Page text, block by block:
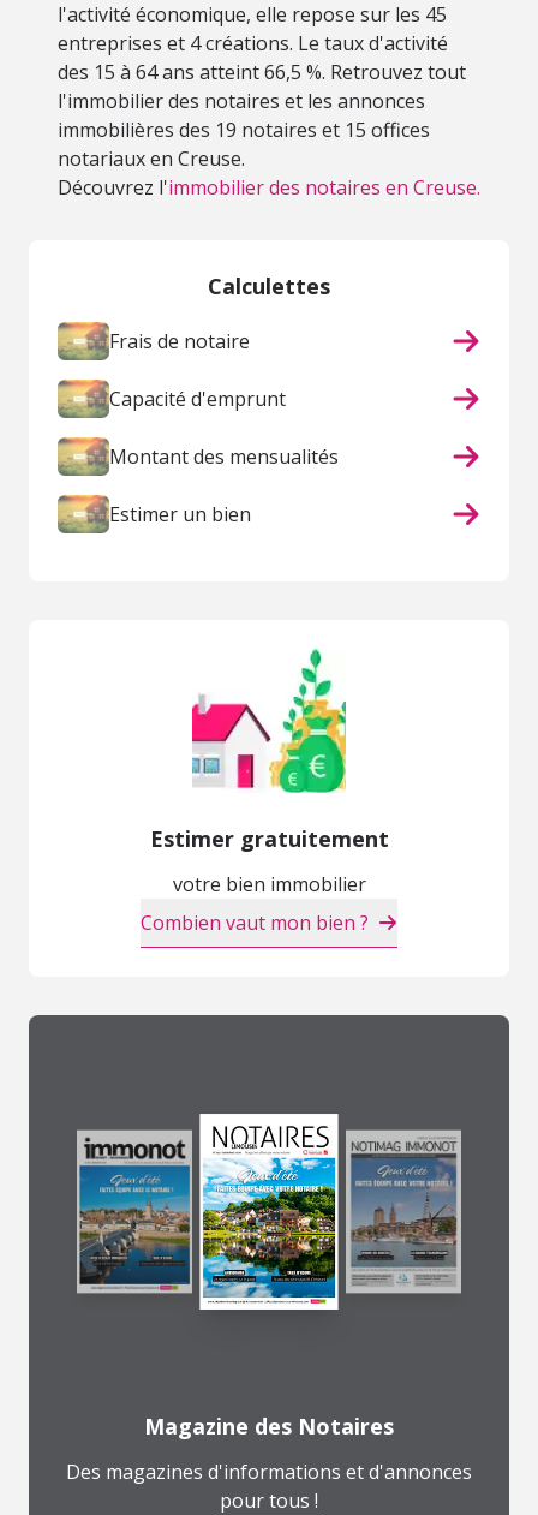
l'activité économique, elle repose sur les 45
entreprises et 4 créations. Le taux d'activité
des 15 à 64 ans atteint 66,5 %. Retrouvez tout
l'immobilier des notaires et les annonces
immobilières des 19 notaires et 15 offices
notariaux en Creuse.
Découvrez l'immobilier des notaires en Creuse.
Calculettes
Frais de notaire
Capacité d'emprunt
Montant des mensualités
Estimer un bien
Estimer gratuitement
votre bien immobilier
Combien vaut mon bien ?
Magazine des Notaires
Des magazines d'informations et d'annonces
pour tous !